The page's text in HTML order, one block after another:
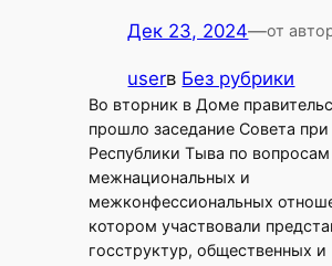
Дек 23, 2024—от
userв Без рубрики
Во вторник в Доме
прошло заседание Совета при
Республики Тыва по вопросам
межнациональных и
межконфессиональных
котором участвовали
госструктур, общественных и